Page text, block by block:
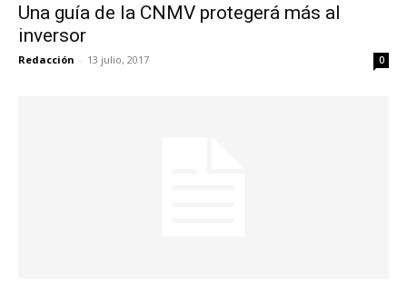
Una guía de la CNMV protegerá más al
inversor
Redacción - 13 julio, 2017 0